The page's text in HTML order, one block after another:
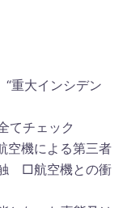
“重大インシデン
てチェック
機による第三者
□航空機との衝